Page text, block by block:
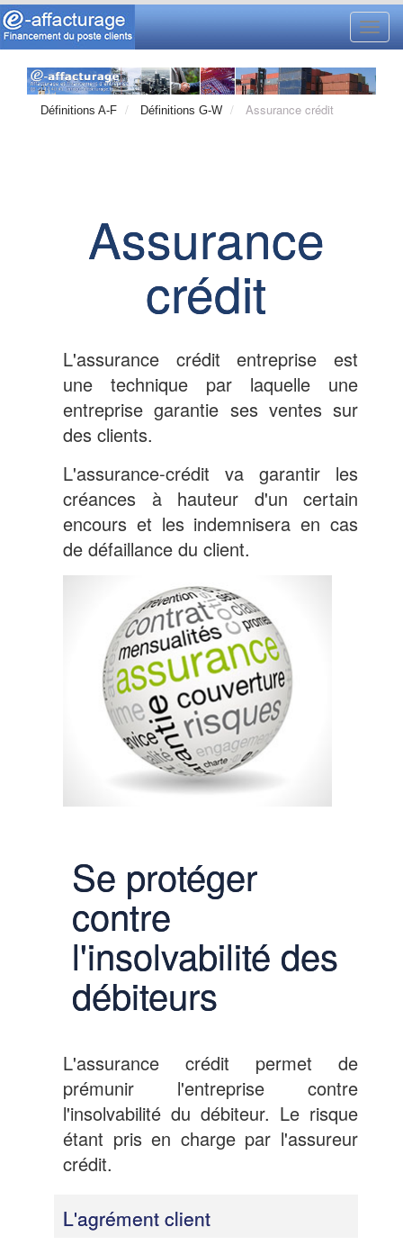
Définitions A-F Définitions G-W Assurance crédit
Assurance
crédit
L'assurance crédit entreprise est
une technique par laquelle une
entreprise garantie ses ventes sur
des clients.
L'assurance-crédit va garantir les
créances à hauteur d'un certain
encours et les indemnisera en cas
de défaillance du client.
Se protéger
contre
l'insolvabilité des
débiteurs
L'assurance crédit permet de
prémunir l'entreprise contre
l'insolvabilité du débiteur. Le risque
étant pris en charge par l'assureur
crédit.
L'agrément client